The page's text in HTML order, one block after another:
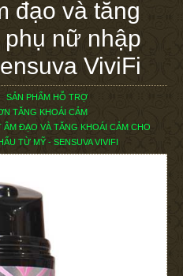
đạo và tăng
nữ nhập
ViviFi
SẢN PHẨM HỖ TRỢ
TĂNG KHOÁI CẢM
ÂM ĐẠO VÀ TĂNG KHOÁI CẢM CHO
TỪ MỸ - SENSUVA VIVIFI